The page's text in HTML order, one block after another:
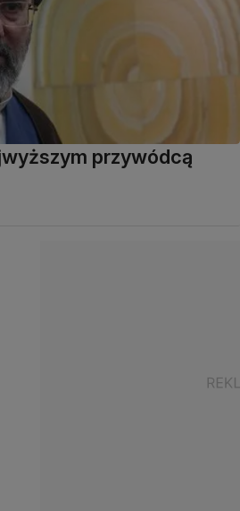
przywódcą